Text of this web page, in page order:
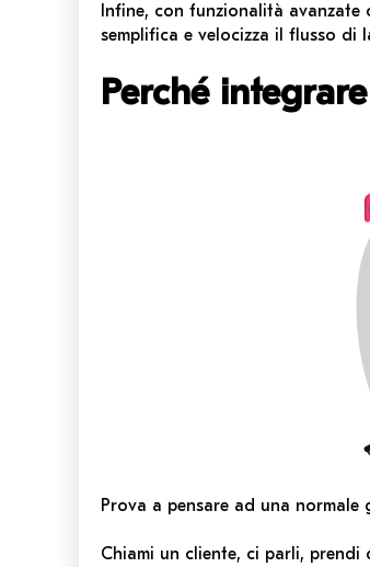
Infine, con funzionalità avanzate
semplifica e velocizza il flusso di
Perché
Prova a pensare ad una
Chiami un cliente, ci parli,